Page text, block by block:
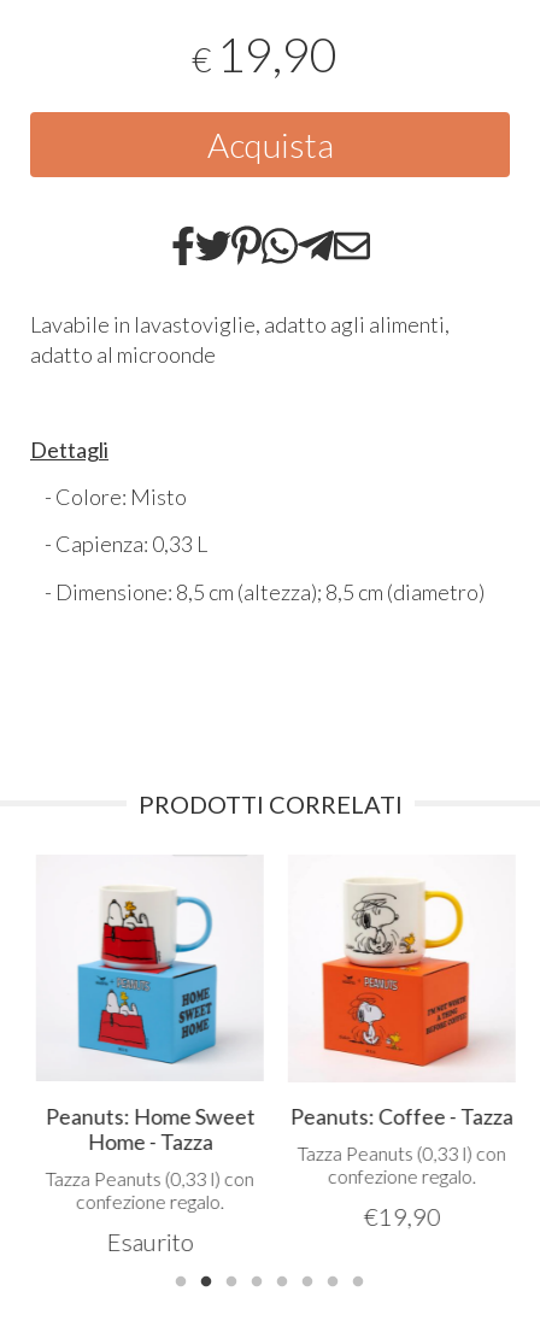
€ 19,90
Acquista
Lavabile in lavastoviglie, adatto agli alimenti,
adatto al microonde
Dettagli
- Colore: Misto
- Capienza: 0,33 L
- Dimensione: 8,5 cm (altezza); 8,5 cm (diametro)
PRODOTTI CORRELATI
Peanuts: Home Sweet
Home - Tazza
Tazza Peanuts (0,33 l) con
confezione regalo.
Esaurito
Peanuts: Coffee - Tazza
Tazza Peanuts (0,33 l) con
confezione regalo.
€19,90